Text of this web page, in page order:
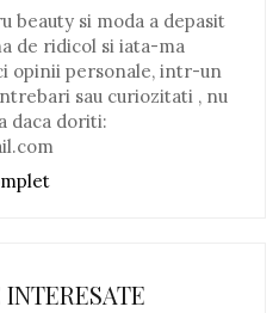
beauty si moda a depasit
de ridicol si iata-ma
opinii personale, intr-un
sau curiozitati , nu
daca doriti: